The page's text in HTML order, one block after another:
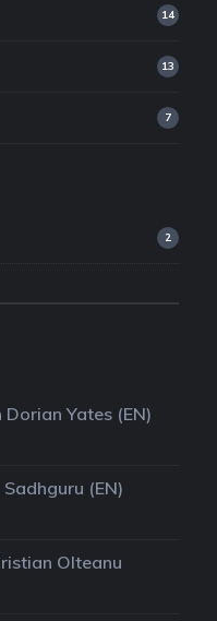
14
13
7
2
Yates (EN)
(EN)
Olteanu